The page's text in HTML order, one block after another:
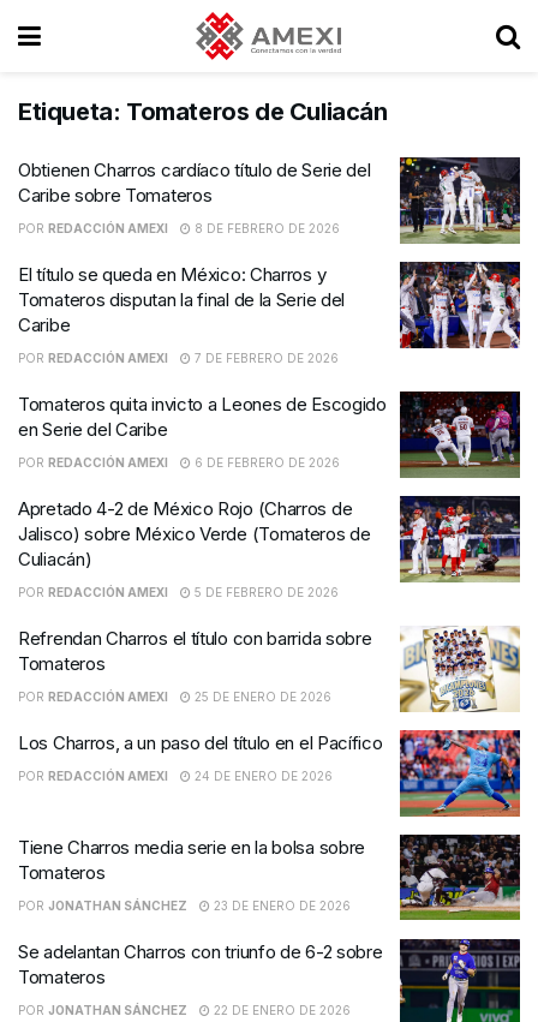
Etiqueta: Tomateros de Culiacán
Obtienen Charros cardíaco título de Serie del
Caribe sobre Tomateros
POR REDACCIÓN AMEXI 8 DE FEBRERO DE 2026
El título se queda en México: Charros y
Tomateros disputan la final de la Serie del
Caribe
POR REDACCIÓN AMEXI 7 DE FEBRERO DE 2026
Tomateros quita invicto a Leones de Escogido
en Serie del Caribe
POR REDACCIÓN AMEXI 6 DE FEBRERO DE 2026
Apretado 4-2 de México Rojo (Charros de
Jalisco) sobre México Verde (Tomateros de
Culiacán)
POR REDACCIÓN AMEXI 5 DE FEBRERO DE 2026
Refrendan Charros el título con barrida sobre
Tomateros
POR REDACCIÓN AMEXI 25 DE ENERO DE 2026
Los Charros, a un paso del título en el Pacífico
POR REDACCIÓN AMEXI 24 DE ENERO DE 2026
Tiene Charros media serie en la bolsa sobre
Tomateros
POR JONATHAN SÁNCHEZ 23 DE ENERO DE 2026
Se adelantan Charros con triunfo de 6-2 sobre
Tomateros
POR JONATHAN SÁNCHEZ 22 DE ENERO DE 2026